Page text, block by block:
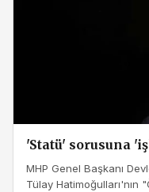
'Statü' sorusuna
MHP Genel Başkanı
Tülay Hatimoğulları'nın